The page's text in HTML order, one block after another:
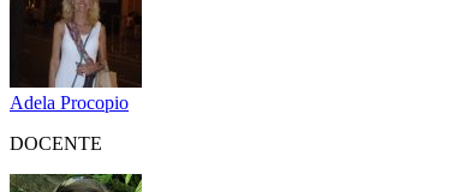
Adela Procopio
DOCENTE